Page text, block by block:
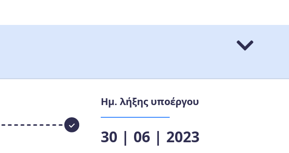
Ημ. λήξης υποέργου
30 | 06 | 2023